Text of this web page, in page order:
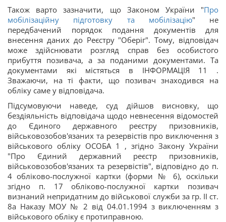
Також варто зазначити, що Законом України "Про
мобілізаційну підготовку та мобілізацію" не
передбачений порядок подання документів для
внесення даних до Реєстру "Оберіг". Тому, відповідач
може здійснювати розгляд справ без особистого
прибуття позивача, а за поданими документами. Та
документами які містяться в ІНФОРМАЦІЯ 11 .
Зважаючи, на ті факти, що позивач знаходився на
обліку саме у відповідача.
Підсумовуючи наведе, суд дійшов висновку, що
бездіяльність відповідача щодо невнесення відомостей
до Єдиного державного реєстру призовників,
військовозобов'язаних та резервістів про виключення з
військового обліку ОСОБА 1 , згідно Закону України
"Про Єдиний державний реєстр призовників,
військовозобов'язаних та резервістів", відповідно до п.
4 обліково-послужної картки (форми № 6), оскільки
згідно п. 17 обліково-послужної картки позивач
визнаний непридатним до військової служби за гр. II ст.
8а Наказу МОУ № 2 від 04.01.1994 з виключенням з
військового обліку є протиправною.